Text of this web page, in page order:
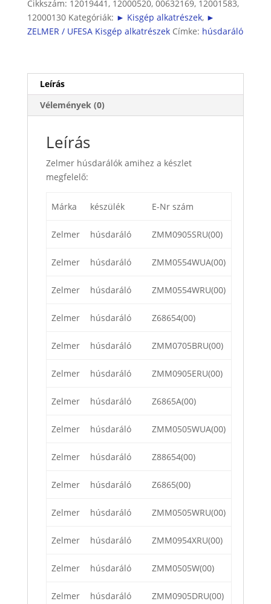
Cikkszám: 12019441, 12000520, 00632169, 12001583,
12000130 Kategóriák: ► Kisgép alkatrészek, ►
ZELMER / UFESA Kisgép alkatrészek Címke: húsdaráló
Leírás
Vélemények (0)
Leírás
Zelmer húsdarálók amihez a készlet
megfelelő:
Márka készülék E-Nr szám
Zelmer húsdaráló ZMM0905SRU(00)
Zelmer húsdaráló ZMM0554WUA(00)
Zelmer húsdaráló ZMM0554WRU(00)
Zelmer húsdaráló Z68654(00)
Zelmer húsdaráló ZMM0705BRU(00)
Zelmer húsdaráló ZMM0905ERU(00)
Zelmer húsdaráló Z6865A(00)
Zelmer húsdaráló ZMM0505WUA(00)
Zelmer húsdaráló Z88654(00)
Zelmer húsdaráló Z6865(00)
Zelmer húsdaráló ZMM0505WRU(00)
Zelmer húsdaráló ZMM0954XRU(00)
Zelmer húsdaráló ZMM0505W(00)
Zelmer húsdaráló ZMM0905DRU(00)